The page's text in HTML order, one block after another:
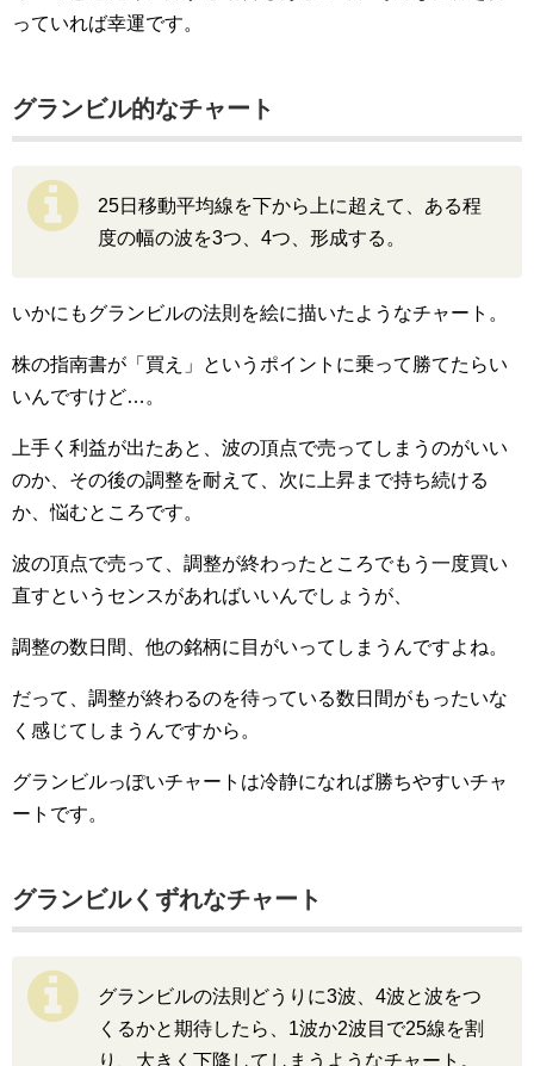
っていれば幸運です。
グランビル的なチャート
25日移動平均線を下から上に超えて、ある程
度の幅の波を3つ、4つ、形成する。
いかにもグランビルの法則を絵に描いたようなチャート。
株の指南書が「買え」というポイントに乗って勝てたらい
いんですけど…。
上手く利益が出たあと、波の頂点で売ってしまうのがいい
のか、その後の調整を耐えて、次に上昇まで持ち続ける
か、悩むところです。
波の頂点で売って、調整が終わったところでもう一度買い
直すというセンスがあればいいんでしょうが、
調整の数日間、他の銘柄に目がいってしまうんですよね。
だって、調整が終わるのを待っている数日間がもったいな
く感じてしまうんですから。
グランビルっぽいチャートは冷静になれば勝ちやすいチャ
ートです。
グランビルくずれなチャート
グランビルの法則どうりに3波、4波と波をつ
くるかと期待したら、1波か2波目で25線を割
り、大きく下降してしまうようなチャート。